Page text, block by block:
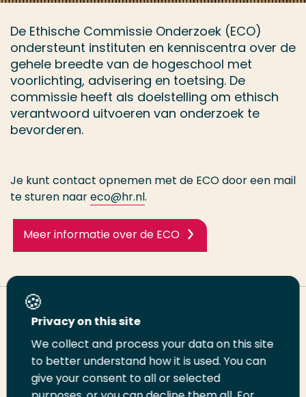
De Ethische Commissie Onderzoek (ECO)
ondersteunt instituten en kenniscentra over de
gehele breedte van de hogeschool met
voorlichting, advisering en toetsing. De
commissie heeft als doelstelling om ethisch
verantwoord uitvoeren van onderzoek te
bevorderen.
Je kunt contact opnemen met de ECO door een mail
te sturen naareco@hr.nl.
Meer informatie over de ECO
Deel deze pagina
DeelDeel
op
Deel
op
Email
deze
Print
deze
Privacy on this site
We collect and process your data on this site
to better understand how it is used. You can
give your consent to all or selected